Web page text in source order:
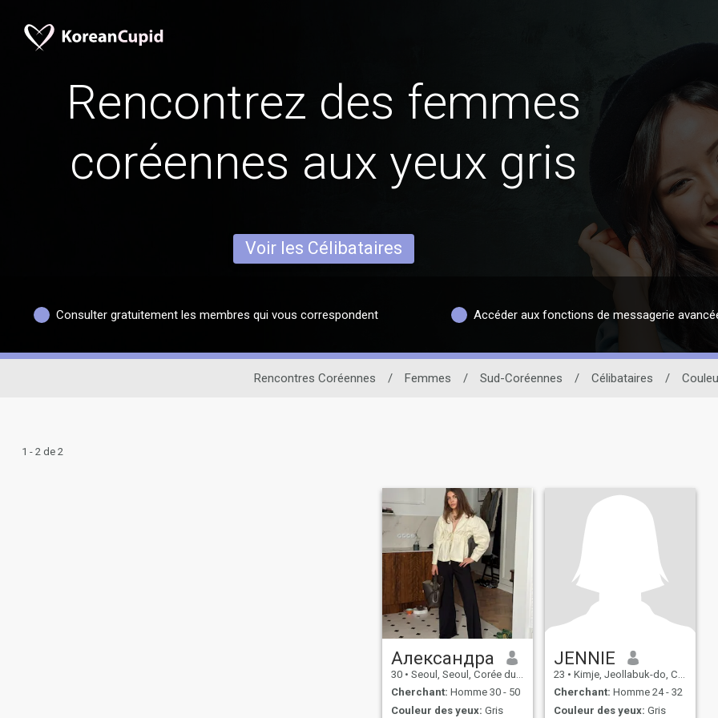
Rencontrez des femmes
coréennes aux yeux gris
Voir les Célibataires
Consulter gratuitement les membres qui vous correspondent Accéder aux fonctions de messagerie
Rencontres Coréennes / Femmes / Sud-Coréennes / Célibataires /
1 - 2 de 2
Александра
30 • Seoul, Seoul, Corée du Sud
Cherchant: Homme 30 - 50
Couleur des yeux: Gris
JENNIE
23 • Kimje, Jeollabuk-do, Corée du Sud
Cherchant: Homme 24 - 32
Couleur des yeux: Gris